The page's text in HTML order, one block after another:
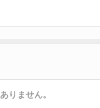
りません。